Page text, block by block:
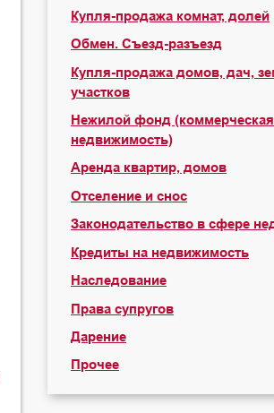
Купля-продажа комнат, долей
Обмен. Съезд-разъезд
Купля-продажа домов, дач,
участков
Нежилой фонд (коммерческая
недвижимость)
Аренда квартир, домов
Отселение и снос
Законодательство в сфере
Кредиты на недвижимость
Наследование
Права супругов
Дарение
Прочее